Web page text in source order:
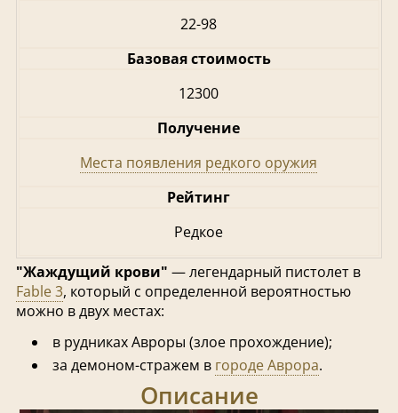
22-98
Базовая стоимость
12300
Получение
Места появления редкого оружия
Рейтинг
Редкое
"Жаждущий крови" — легендарный пистолет в
Fable 3, который с определенной вероятностью
можно в двух местах:
в рудниках Авроры (злое прохождение);
за демоном-стражем в городе Аврора.
Описание